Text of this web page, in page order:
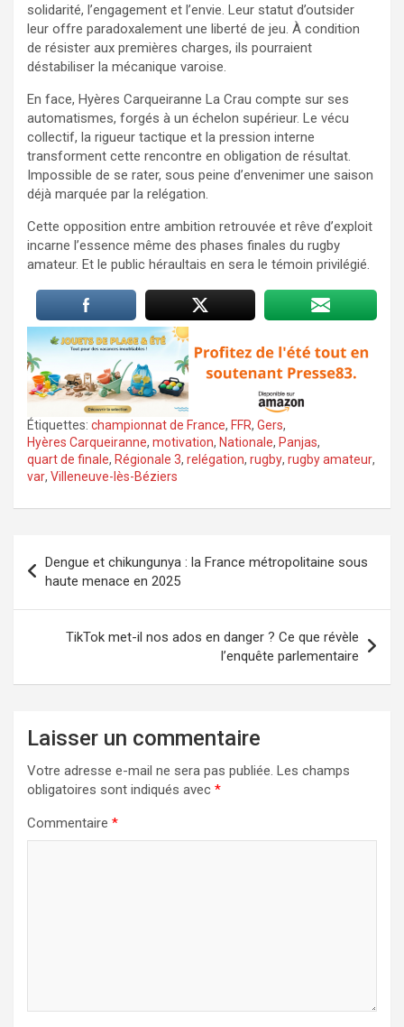
solidarité, l’engagement et l’envie. Leur statut d’outsider
leur offre paradoxalement une liberté de jeu. À condition
de résister aux premières charges, ils pourraient
déstabiliser la mécanique varoise.
En face, Hyères Carqueiranne La Crau compte sur ses
automatismes, forgés à un échelon supérieur. Le vécu
collectif, la rigueur tactique et la pression interne
transforment cette rencontre en obligation de résultat.
Impossible de se rater, sous peine d’envenimer une saison
déjà marquée par la relégation.
Cette opposition entre ambition retrouvée et rêve d’exploit
incarne l’essence même des phases finales du rugby
amateur. Et le public héraultais en sera le témoin privilégié.
Étiquettes: championnat de France, FFR, Gers,
Hyères Carqueiranne, motivation, Nationale, Panjas,
quart de finale, Régionale 3, relégation, rugby, rugby amateur,
var, Villeneuve-lès-Béziers
de
l’article
Dengue et chikungunya : la France métropolitaine sous
haute menace en 2025
TikTok met-il nos ados en danger ? Ce que révèle
l’enquête parlementaire
Laisser un commentaire
Votre adresse e-mail ne sera pas publiée. Les champs
obligatoires sont indiqués avec *
Commentaire *